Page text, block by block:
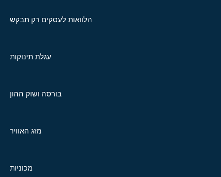
הלוואות לעסקים רק תבקש
עגלת תינוקות
בורסה ושוק ההון
מזג האוויר
מכוניות